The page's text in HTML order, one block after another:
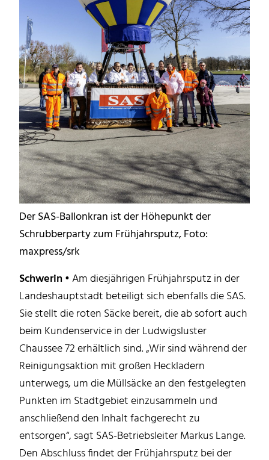
Der SAS-Ballonkran ist der Höhepunkt der
Schrubberparty zum Frühjahrsputz, Foto:
maxpress/srk
Schwerin •Am diesjährigen Frühjahrsputz in der
Landeshauptstadt beteiligt sich ebenfalls die SAS.
Sie stellt die roten Säcke bereit, die ab sofort auch
beim Kundenservice in der Ludwigsluster
Chaussee 72 erhältlich sind. „Wir sind während der
Reinigungsaktion mit großen Heckladern
unterwegs, um die Müllsäcke an den festgelegten
Punkten im Stadtgebiet einzusammeln und
anschließend den Inhalt fachgerecht zu
entsorgen“, sagt SAS-Betriebsleiter Markus Lange.
Den Abschluss findet der Frühjahrsputz bei der